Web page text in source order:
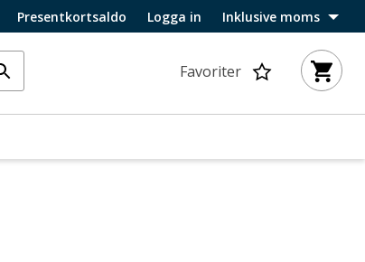
Presentkortsaldo Logga in Inklusive moms
Favoriter